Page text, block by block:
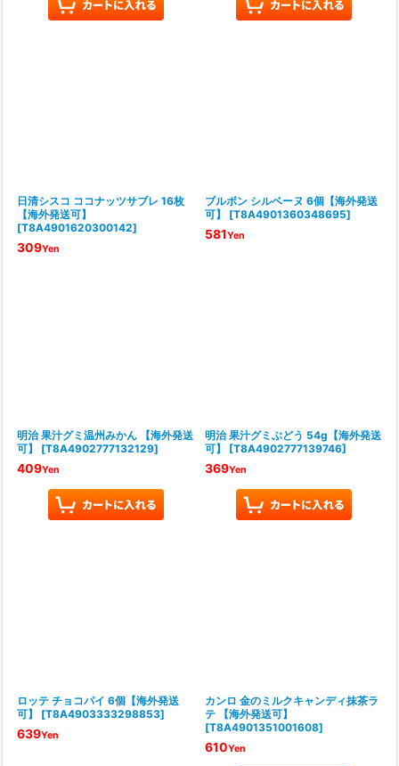
日清シスコ ココナッツサブレ 16枚
【海外発送可】
[T8A4901620300142]
309Yen
ブルボン シルベーヌ 6個【海外発送
可】
[T8A4901360348695]
581Yen
明治 果汁グミ温州みかん 【海外発送
可】
[T8A4902777132129]
409Yen
明治 果汁グミぶどう 54g【海外発送
可】
[T8A4902777139746]
369Yen
ロッテ チョコパイ 6個【海外発送
可】
[T8A4903333298853]
639Yen
カンロ 金のミルクキャンディ抹茶ラ
テ 【海外発送可】
[T8A4901351001608]
610Yen